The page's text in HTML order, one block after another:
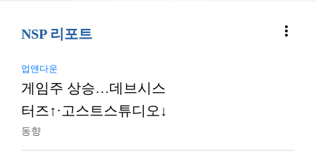
NSP 리포트 more_vert
업앤다운
게임주 상승…데브시스
터즈↑·고스트스튜디오↓
동향